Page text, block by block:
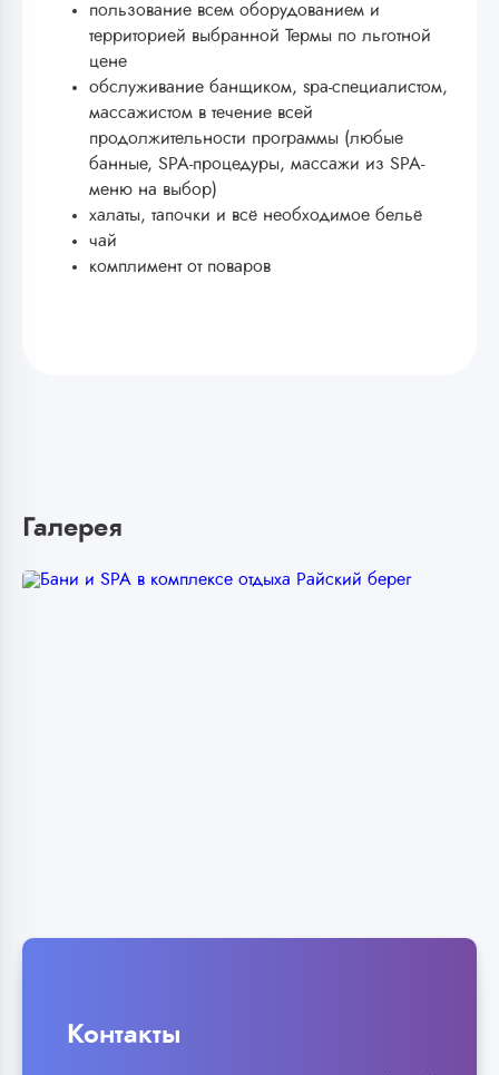
пользование всем оборудованием и
территорией выбранной Термы по льготной
цене
обслуживание банщиком, spa-специалистом,
массажистом в течение всей
продолжительности программы (любые
банные, SPA-процедуры, массажи из SPA-
меню на выбор)
халаты, тапочки и всё необходимое бельё
чай
комплимент от поваров
Галерея
Контакты